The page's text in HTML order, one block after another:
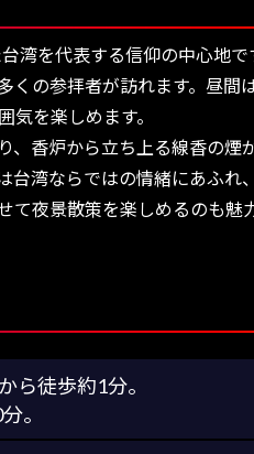
を代表する信仰の中心地で
の参拝者が訪れます。昼間
を楽しめます。
香炉から立ち上る線香の煙
湾ならではの情緒にあふれ
夜景散策を楽しめるのも魅
ら徒歩約1分。
。